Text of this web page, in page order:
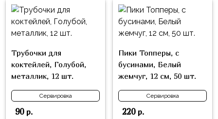
Трубочки для
коктейлей, Голубой,
металлик, 12 шт.
Сервировка
90р.
Пики Топперы, с
бусинами, Белый
жемчуг, 12 см, 50 шт.
Сервировка
220р.
Индивидуальная
надпись
на
шар
Буквы
праздника
Микки
и
Спорт
Для
Мамы,
Бабушки